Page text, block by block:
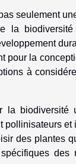
seulement
la
pour la
à
la biodiversité
et
des plantes
des